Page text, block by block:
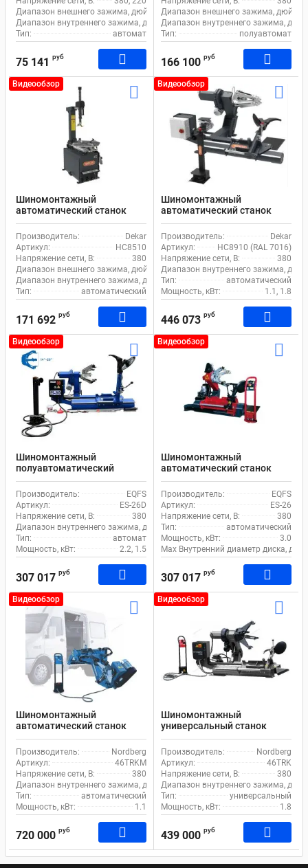
Диапазон внешнего зажима, дюйм:
11-21
Диапазон внутреннего зажима, дюйм: 12-24
Тип:
автомат
75 141 руб
Диапазон внешнего зажима, дюйм:
Диапазон внутреннего зажима,
Тип:
полуавтомат
166 100 руб
Видеообзор
Шиномонтажный
автоматический станок
Dekar HC8510 для легкового
и коммерческого
транспорта
Производитель:
Dekar
Артикул:
HC8510
Напряжение сети, В:
380
Диапазон внешнего зажима, дюйм:
10-22
Диапазон внутреннего зажима, дюйм: 12-24
Тип:
автоматический
171 692 руб
Видеообзор
Шиномонтажный
автоматический станок
Dekar HC8910 для грузового
транспорта
Производитель:
Dekar
Артикул:
HC8910 (RAL 7016)
Напряжение сети, В:
380
Диапазон внутреннего зажима,
Тип:
автоматический
Мощность, кВт:
1.1, 1.8
446 073 руб
Видеообзор
Шиномонтажный
полуавтоматический
станок EQFS ES-26D для
грузового транспорта
Производитель:
EQFS
Артикул:
ES-26D
Напряжение сети, В:
380
Диапазон внутреннего зажима, дюйм: 14-26
Тип:
автомат
Мощность, кВт:
2.2, 1.5
307 017 руб
Видеообзор
Шиномонтажный
автоматический станок
EQFS ES-26 для грузового
транспорта
Производитель:
EQFS
Артикул:
ES-26
Напряжение сети, В:
380
Тип:
автоматический
Мощность, кВт:
3.0
Max Внутренний диаметр диска,
307 017 руб
Видеообзор
Шиномонтажный
автоматический станок
Nordberg 46TRKM для
грузового транспорта
Производитель:
Nordberg
Артикул:
46TRKM
Напряжение сети, В:
380
Диапазон внутреннего зажима, дюйм: 13-26
Тип:
автоматический
Мощность, кВт:
1.1
720 000 руб
Видеообзор
Шиномонтажный
универсальный станок
Nordberg 46TRK для
грузового транспорта
Производитель:
Nordberg
Артикул:
46TRK
Напряжение сети, В:
380
Диапазон внутреннего зажима,
Тип:
универсальный
Мощность, кВт:
1.8
439 000 руб